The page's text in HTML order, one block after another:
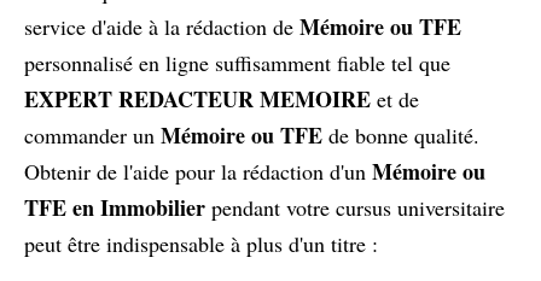
service d'aide à la rédaction de Mémoire ou TFE
personnalisé en ligne suffisamment fiable tel que
EXPERT REDACTEUR MEMOIRE et de
commander un Mémoire ou TFE de bonne qualité.
Obtenir de l'aide pour la rédaction d'un Mémoire ou
TFE en Immobilier pendant votre cursus universitaire
peut être indispensable à plus d'un titre :